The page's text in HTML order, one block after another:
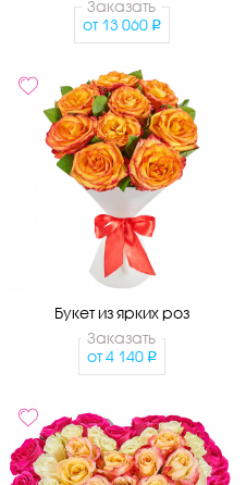
Заказать
от 13 060
Букет из ярких роз
Заказать
от 4 140